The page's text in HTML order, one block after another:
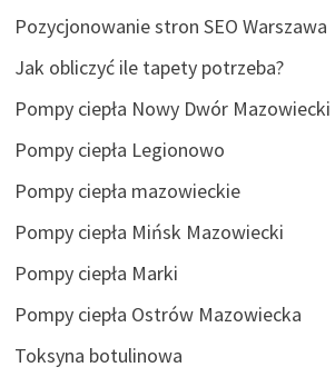
Pozycjonowanie stron SEO Warszawa
Jak obliczyć ile tapety potrzeba?
Pompy ciepła Nowy Dwór Mazowiecki
Pompy ciepła Legionowo
Pompy ciepła mazowieckie
Pompy ciepła Mińsk Mazowiecki
Pompy ciepła Marki
Pompy ciepła Ostrów Mazowiecka
Toksyna botulinowa